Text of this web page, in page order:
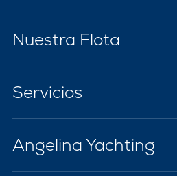
Nuestra Flota
Servicios
Angelina Yachting